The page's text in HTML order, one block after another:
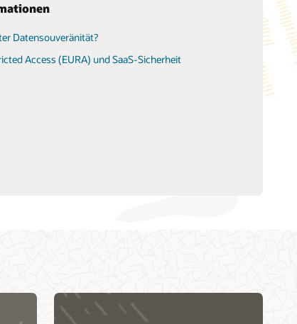
Datensouveränität?
Access (EURA) und SaaS-Sicherheit